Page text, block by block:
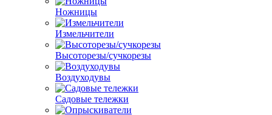
Ножницы
Измельчители
Высоторезы/сучкорезы
Воздуходувы
Садовые тележки